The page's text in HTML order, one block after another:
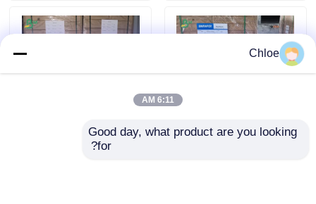
اتصل بنا
أخبار
Chloe
6:11 AM
Good day, what product are you looking
for?